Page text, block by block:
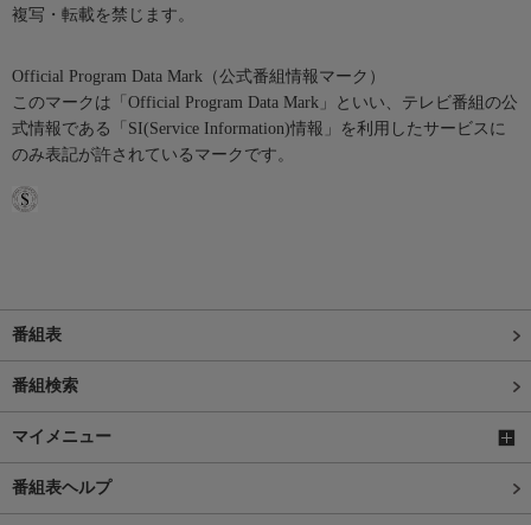
複写・転載を禁じます。
Official Program Data Mark（公式番組情報マーク）
このマークは「Official Program Data Mark」といい、テレビ番組の公
式情報である「SI(Service Information)情報」を利用したサービスに
のみ表記が許されているマークです。
番組表
番組検索
マイメニュー
番組表ヘルプ